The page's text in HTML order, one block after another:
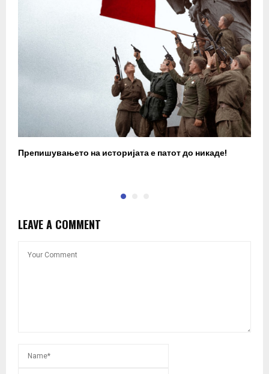
Препишувањето на историјата е патот до никаде!
LEAVE A COMMENT